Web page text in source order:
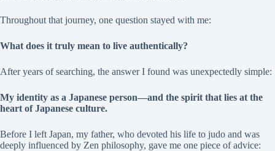
Throughout that journey, one question stayed with me:
What does it truly mean to live authentically?
After years of searching, the answer I found was unexpectedly simple:
My identity as a Japanese person—and the spirit that lies at the
heart of Japanese culture.
Before I left Japan, my father, who devoted his life to judo and was
deeply influenced by Zen philosophy, gave me one piece of advice: